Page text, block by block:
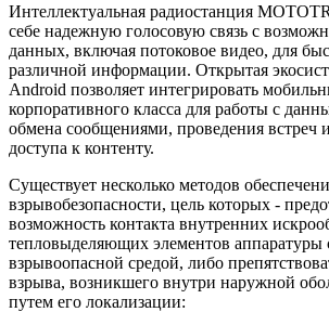
Интеллектуальная радиостанция
себе надежную голосовую связь с
данных, включая потоковое видео, для
различной информации. Открытая
Android позволяет интегрировать
корпоративного класса для работы с
обмена сообщениями, проведения встреч
доступа к контенту.
Существует несколько методов
взрывобезопасности, цель которых -
возможность контакта внутренних
тепловыделяющих элементов аппаратуры
взрывоопасной средой, либо
взрыва, возникшего внутри наружной
путем его локализации: